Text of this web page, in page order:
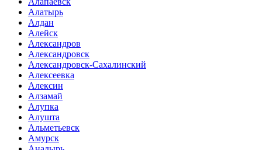
Алатырь
Алдан
Алейск
Александров
Александровск
Александровск-Сахалинский
Алексеевка
Алексин
Алзамай
Алупка
Алушта
Альметьевск
Амурск